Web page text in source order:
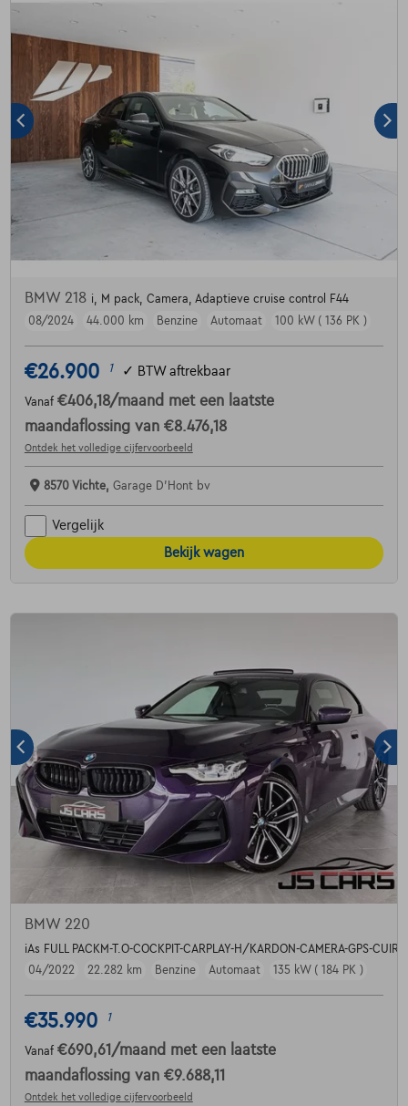
BMW 218 i, M pack, Camera, Adaptieve cruise control F44
08/2024
44.000 km Benzine Automaat 100 kW ( 136 PK )
€26.900 1 ✓ BTW aftrekbaar
Vanaf €406,18/maand met een laatste
maandaflossing van €8.476,18
Ontdek het volledige cijfervoorbeeld
8570 Vichte, Garage D'Hont bv
Vergelijk
Bekijk wagen
BMW 220
iAs FULL PACKM-T.O-COCKPIT-CARPLAY-H/KARDON-CAMERA-GPS-CUIR-
04/2022
22.282 km Benzine Automaat 135 kW ( 184 PK )
€35.990 1
Vanaf €690,61 /maand met een laatste
maandaflossing van €9.688,11
Ontdek het volledige cijfervoorbeeld